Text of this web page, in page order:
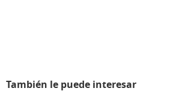
También le puede interesar